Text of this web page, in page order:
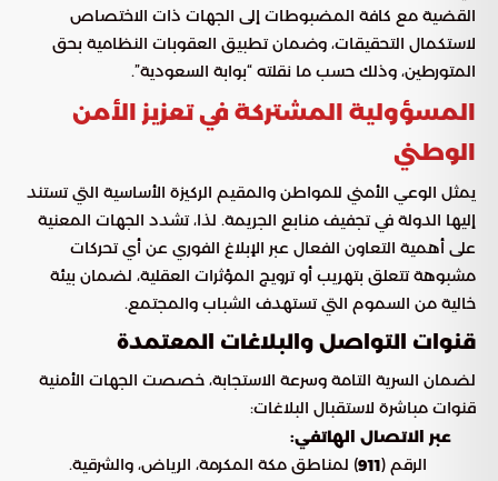
القضية مع كافة المضبوطات إلى الجهات ذات الاختصاص
لاستكمال التحقيقات، وضمان تطبيق العقوبات النظامية بحق
المتورطين، وذلك حسب ما نقلته “بوابة السعودية”.
المسؤولية المشتركة في تعزيز الأمن
الوطني
يمثل الوعي الأمني للمواطن والمقيم الركيزة الأساسية التي تستند
إليها الدولة في تجفيف منابع الجريمة. لذا، تشدد الجهات المعنية
على أهمية التعاون الفعال عبر الإبلاغ الفوري عن أي تحركات
مشبوهة تتعلق بتهريب أو ترويج المؤثرات العقلية، لضمان بيئة
خالية من السموم التي تستهدف الشباب والمجتمع.
قنوات التواصل والبلاغات المعتمدة
لضمان السرية التامة وسرعة الاستجابة، خصصت الجهات الأمنية
قنوات مباشرة لاستقبال البلاغات:
عبر الاتصال الهاتفي:
الرقم (911) لمناطق مكة المكرمة، الرياض، والشرقية.